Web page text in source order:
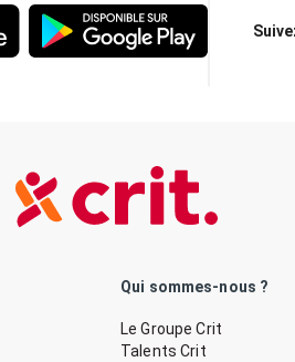
Qui sommes-nous ?
Le Groupe Crit
Talents Crit